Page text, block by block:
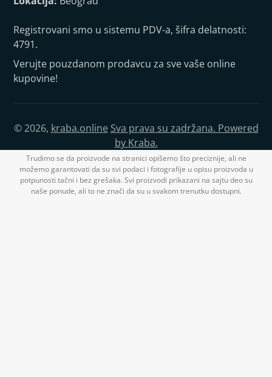
Registrovani smo u sistemu PDV-a, šifra delatnosti:
4791.
Verujte pouzdanom prodavcu za sve vaše online
kupovine!
© 2026, kraba.online Sva prava su zadržana. Powered
by Kraba.
Trudimo se da proizvode na stranici opišemo što preciznije, ali ne
možemo garantovati da su svi podaci i fotografije u opisu proizvoda u
potpunosti tačni i bez grešaka. Svi proizvodi prikazani na sajtu deo su
naše ponude, ali to ne znači da su u svakom trenutku dostupni.